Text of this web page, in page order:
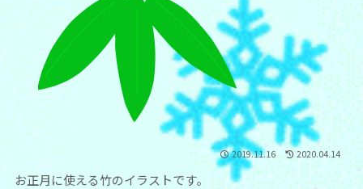
2019.11.16 2020.04.14
お正月に使える竹のイラストです。